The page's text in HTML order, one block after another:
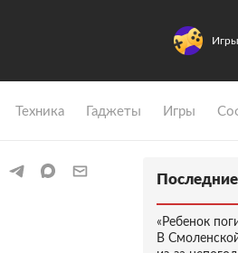
Игры
Техника Гаджеты Игры
«Ребенок
В